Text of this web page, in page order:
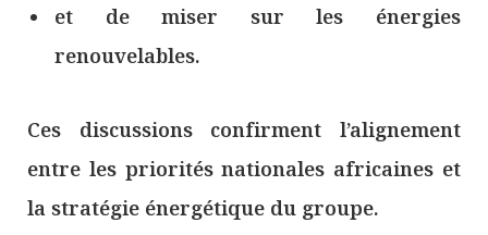
et de miser sur les énergies
renouvelables.
Ces discussions confirment l’alignement
entre les priorités nationales africaines et
la stratégie énergétique du groupe.